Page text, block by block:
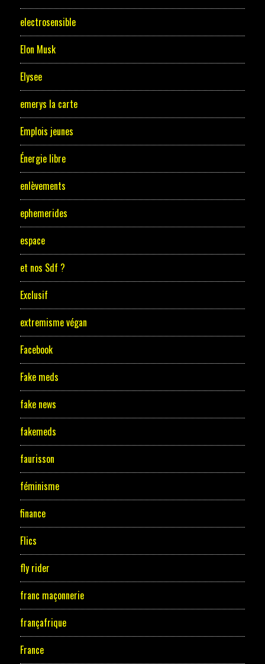
electrosensible
Elon Musk
Elysee
emerys la carte
Emplois jeunes
Énergie libre
enlèvements
ephemerides
espace
et nos Sdf ?
Exclusif
extremisme végan
Facebook
Fake meds
fake news
fakemeds
faurisson
féminisme
finance
Flics
fly rider
franc maçonnerie
françafrique
France